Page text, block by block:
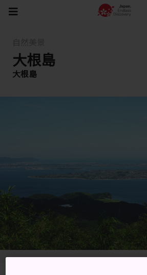
大根島
大根島